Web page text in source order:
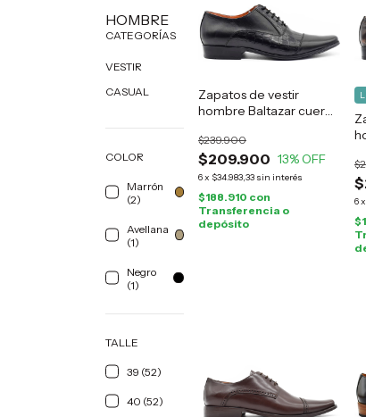
HOMBRE
CATEGORÍAS
VESTIR
CASUAL
COLOR
Marrón
(2)
Avellana
(1)
Negro
(1)
TALLE
39 (52)
40 (52)
Zapatos de vestir
hombre Baltazar cuero
$209.900
$239.900
13% OFF
6x $34.983,33 sin interés
$188.910 con
Transferencia o
depósito
6x